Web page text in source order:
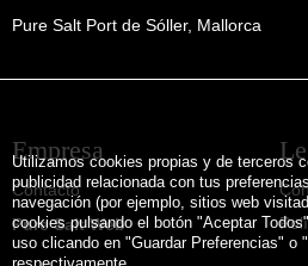
Utilizamos cookies propias y de terceros
publicidad relacionada con tus
navegación (por ejemplo, sitios web
cookies pulsando el botón "Aceptar
uso clicando en "Guardar Preferencias" o
Pure Salt Port de Sóller, Mallorca
Empresa
Contacto
Pure Salt Web